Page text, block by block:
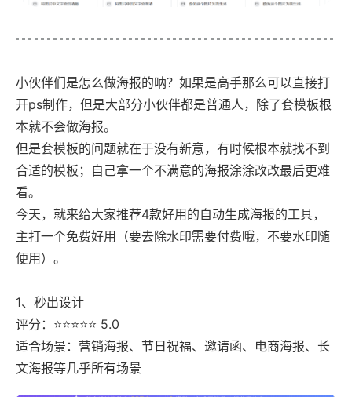
小伙伴们是怎么做海报的呐？如果是高手那么可以直接打
开ps制作，但是大部分小伙伴都是普通人，除了套模板根
本就不会做海报。
但是套模板的问题就在于没有新意，有时候根本就找不到
合适的模板；自己拿一个不满意的海报涂涂改改最后更难
看。
今天，就来给大家推荐4款好用的自动生成海报的工具，
主打一个免费好用（要去除水印需要付费哦，不要水印随
便用）。
1、秒出设计
评分：⭐⭐⭐⭐⭐ 5.0
适合场景：营销海报、节日祝福、邀请函、电商海报、长
文海报等几乎所有场景